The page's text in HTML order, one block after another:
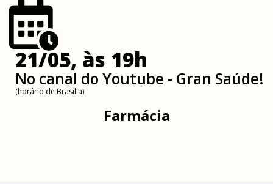
21/05, às 19h
No canal do Youtube - Gran Saúde!
(horário de Brasília)
Farmácia